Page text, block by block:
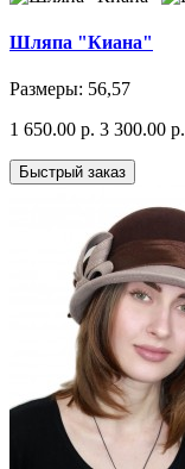
Шляпа "Киана"
Размеры: 56,57
1 650.00 р. 3 300.00 р.
Быстрый заказ